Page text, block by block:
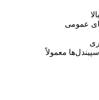
عمومی
معمولاً